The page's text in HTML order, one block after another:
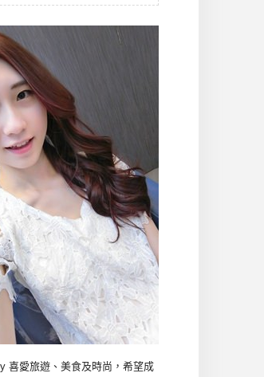
喜愛旅遊、美食及時尚，希望成